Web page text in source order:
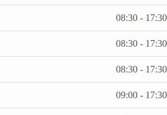
08:30 - 17:30
08:30 - 17:30
08:30 - 17:30
09:00 - 17:30